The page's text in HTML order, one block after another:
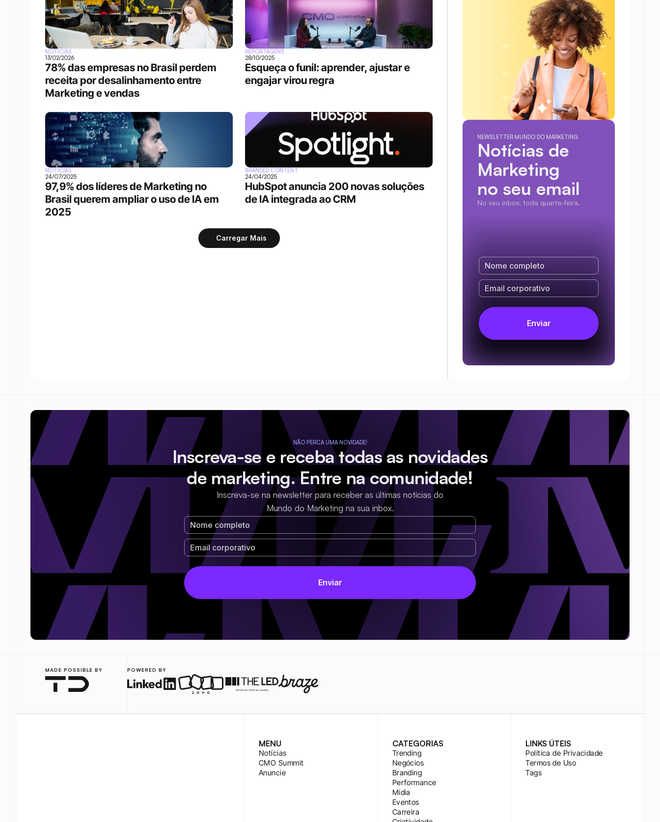
NOTÍCIAS
13/02/2026
78% das empresas no Brasil perdem
receita por desalinhamento entre
Marketing e vendas
REPORTAGENS
28/10/2025
Esqueça o funil: aprender, ajustar e
engajar virou regra
NOTÍCIAS
24/07/2025
97,9% dos líderes de Marketing no
Brasil querem ampliar o uso de IA em
2025
BRANDED CONTENT
24/04/2025
HubSpot anuncia 200 novas soluções
de IA integrada ao CRM
Carregar Mais
NEWSLETTER MUNDO DO MARKETING
Notícias de
Marketing
no seu email
No seu inbox, toda quarta-feira.
NÃO PERCA UMA NOVIDADE!
Inscreva-se e receba todas as novidades
de marketing. Entre na comunidade!
Inscreva-se na newsletter para receber as últimas notícias do
Mundo do Marketing na sua inbox.
MADE POSSIBLE BY POWERED BY
MENU
Notícias
CMO Summit
Anuncie
CATEGORIAS
Trending
Negócios
Branding
Performance
Mídia
Eventos
Carreira
LINKS ÚTEIS
Política de Privacidade
Termos de Uso
Tags